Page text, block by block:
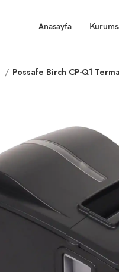
Anasayfa
Possafe Birch CP-Q1